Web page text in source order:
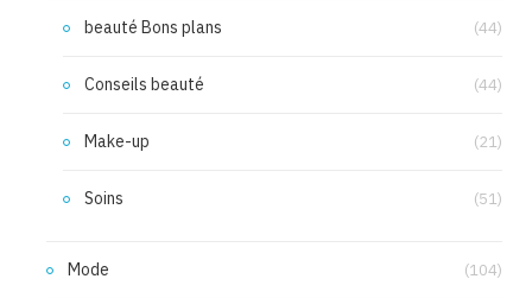
beauté Bons plans (44)
Conseils beauté (44)
Make-up (21)
Soins (51)
Mode (104)